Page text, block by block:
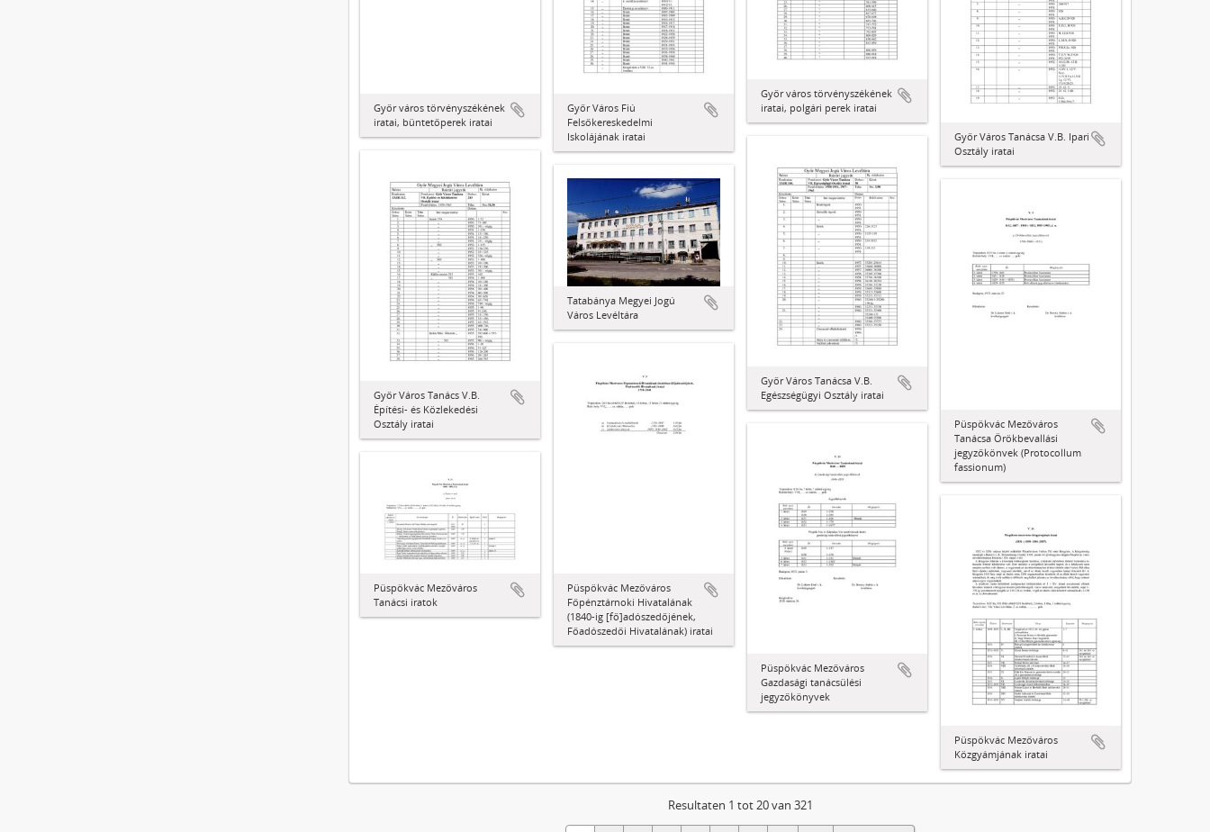
Győr város törvényszékének
iratai, polgári perek iratai
Győr város törvényszékének
iratai, büntetőperek iratai
Győr Város Fiú
Felsőkereskedelmi
Iskolájának iratai
Győr Város Tanácsa V.B. Ipari
Osztály iratai
Győr Város Tanácsa V.B.
Egészségügyi Osztály iratai
Győr Város Tanács V.B.
Építési- és Közlekedési
Osztály iratai
Tatabánya Megyei Jogú
Város Levéltára
Püspökvác Mezőváros
Tanácsa Örökbevallási
jegyzőkönvek (Protocollum
fassionum)
Püspökvác Mezőváros
Főpénztárnoki Hivatalának
(1840-ig [fő]adószedőjének,
Főadószedői Hivatalának) iratai
Püspökvác Mezőváros
Gazdasági tanácsülési
jegyzőkönyvek
Püspökvác Mezőváros
Tanácsi iratok
Püspökvác Mezőváros
Közgyámjának iratai
Resultaten 1 tot 20 van 321